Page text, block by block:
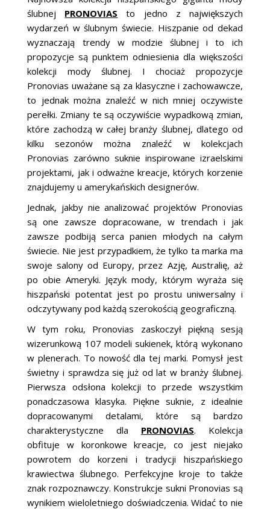
ślubnej PRONOVIAS to jedno z największych
wydarzeń w ślubnym świecie. Hiszpanie od dekad
wyznaczają trendy w modzie ślubnej i to ich
propozycje są punktem odniesienia dla większości
kolekcji mody ślubnej. I chociaż propozycje
Pronovias uważane są za klasyczne i zachowawcze,
to jednak można znaleźć w nich mniej oczywiste
perełki. Zmiany te są oczywiście wypadkową zmian,
które zachodzą w całej branży ślubnej, dlatego od
kilku sezonów można znaleźć w kolekcjach
Pronovias zarówno suknie inspirowane izraelskimi
projektami, jak i odważne kreacje, których korzenie
znajdujemy u amerykańskich designerów.
Jednak, jakby nie analizować projektów Pronovias
są one zawsze dopracowane, w trendach i jak
zawsze podbiją serca panien młodych na całym
świecie. Nie jest przypadkiem, że tylko ta marka ma
swoje salony od Europy, przez Azję, Australię, aż
po obie Ameryki. Język mody, którym wyraża się
hiszpański potentat jest po prostu uniwersalny i
odczytywany pod każdą szerokością geograficzną.
W tym roku, Pronovias zaskoczył piękną sesją
wizerunkową 107 modeli sukienek, którą wykonano
w plenerach. To nowość dla tej marki. Pomysł jest
świetny i sprawdza się już od lat w branży ślubnej.
Pierwsza odsłona kolekcji to przede wszystkim
ponadczasowa klasyka. Piękne suknie, z idealnie
dopracowanymi detalami, które są bardzo
charakterystyczne dla PRONOVIAS. Kolekcja
obfituje w koronkowe kreacje, co jest niejako
powrotem do korzeni i tradycji hiszpańskiego
krawiectwa ślubnego. Perfekcyjne kroje to także
znak rozpoznawczy. Konstrukcje sukni Pronovias są
wynikiem wieloletniego doświadczenia. Widać to nie